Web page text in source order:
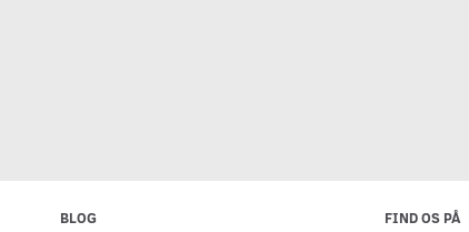
BLOG FIND OS PÅ